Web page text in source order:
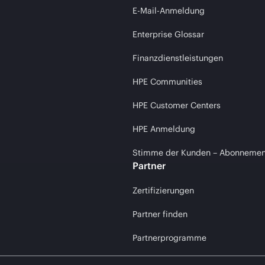
E-Mail-Anmeldung
Enterprise Glossar
Finanzdienstleistungen
HPE Communities
HPE Customer Centers
HPE Anmeldung
Stimme der Kunden –
Partner
Zertifizierungen
Partner finden
Partnerprogramme